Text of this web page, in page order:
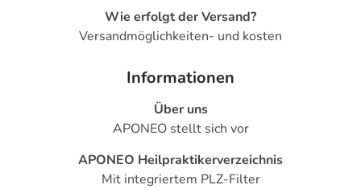
- Chorea minor
- Stauung der Gallenflüssigkeit, wenn z.B. die
Gallenwege verstopft sind.
Wie erfolgt der Versand?
Versandmöglichkeiten- und kosten
Informationen
Über uns
APONEO stellt sich vor
APONEO Heilpraktikerverzeichnis
Mit integriertem PLZ-Filter